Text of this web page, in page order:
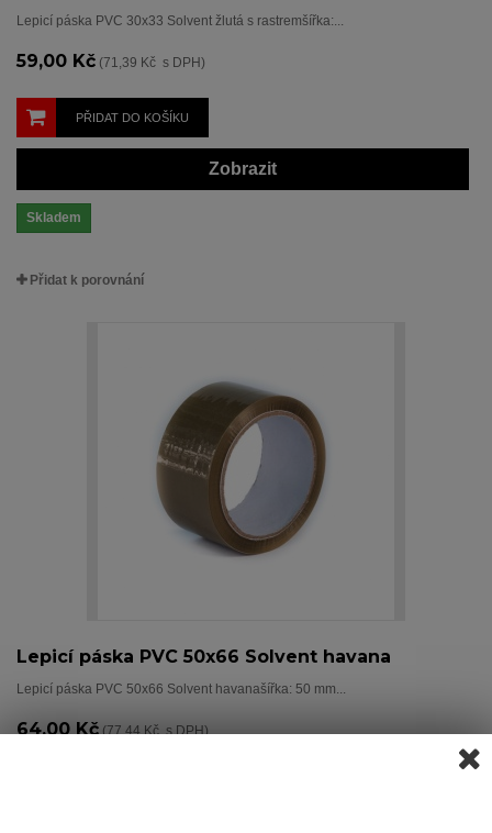
Lepicí páska PVC 30x33 Solvent žlutá s rastremšířka:...
59,00 Kč (71,39 Kč s DPH)
PŘIDAT DO KOŠÍKU
Zobrazit
Skladem
Přidat k porovnání
Lepicí páska PVC 50x66 Solvent havana
Lepicí páska PVC 50x66 Solvent havanašířka: 50 mm...
64,00 Kč (77,44 Kč s DPH)